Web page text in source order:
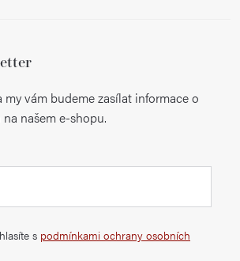
vám budeme zasílat informace o
našem e-shopu.
s podmínkami ochrany osobních